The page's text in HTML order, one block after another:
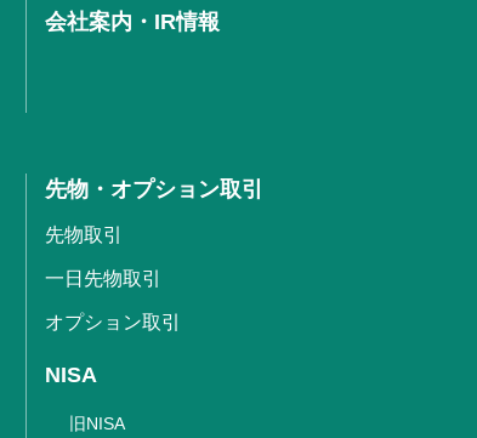
会社案内・IR情報
先物・オプション取引
先物取引
一日先物取引
オプション取引
NISA
旧NISA